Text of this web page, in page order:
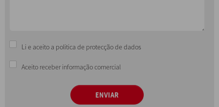
Li e aceito a politica de protecção de dados
Aceito receber informação comercial
ENVIAR